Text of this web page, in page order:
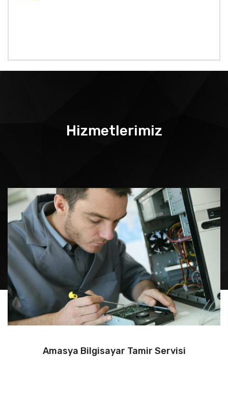
Hizmetlerimiz
Amasya Bilgisayar Tamir Servisi